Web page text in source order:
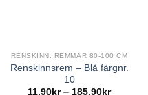
RENSKINN: REMMAR 80-100 CM
Renskinnsrem – Blå färgnr.
10
11.90 kr – 185.90 kr